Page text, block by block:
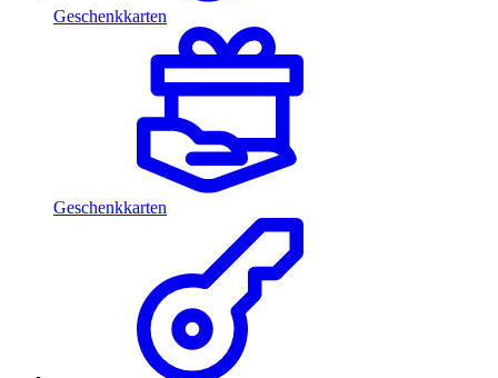
Geschenkkarten
Geschenkkarten